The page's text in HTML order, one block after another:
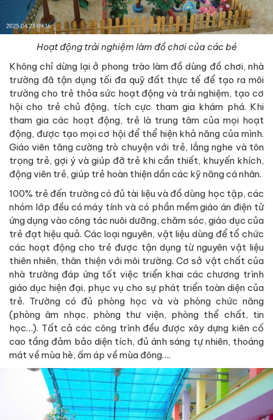
Hoạt động trải nghiệm làm đồ chơi của các bé
Không chỉ dừng lại ở phong trào làm đồ dùng đồ chơi, nhà
trường đã tận dụng tối đa quỹ đất thực tế để tạo ra môi
trường cho trẻ thỏa sức hoạt động và trải nghiệm, tạo cơ
hội cho trẻ chủ động, tích cực tham gia khám phá. Khi
tham gia các hoạt động, trẻ là trung tâm của mọi hoạt
động, được tạo mọi cơ hội để thể hiện khả năng của mình.
Giáo viên tăng cường trò chuyện với trẻ, lắng nghe và tôn
trọng trẻ, gợi ý và giúp đỡ trẻ khi cần thiết, khuyến khích,
động viên trẻ, giúp trẻ hoàn thiện dần các kỹ năng cá nhân.
100% trẻ đến trường có đủ tài liệu và đồ dùng học tập, các
nhóm lớp đều có máy tính và có phần mềm giáo án điện tử
ứng dụng vào công tác nuôi dưỡng, chăm sóc, giáo dục của
trẻ đạt hiệu quả. Các loại nguyên, vật liệu dùng để tổ chức
các hoạt động cho trẻ được tận dụng từ nguyên vật liệu
thiên nhiên, thân thiện với môi trường. Cơ sở vật chất của
nhà trường đáp ứng tốt việc triển khai các chương trình
giáo dục hiện đại, phục vụ cho sự phát triển toàn diện của
trẻ. Trường có đủ phòng học và và phòng chức năng
(phòng âm nhạc, phòng thư viện, phòng thể chất, tin
học…). Tất cả các công trình đều được xây dựng kiên cố
cao tầng đảm bảo diện tích, đủ ánh sáng tự nhiên, thoáng
mát về mùa hè, ấm áp về mùa đông….